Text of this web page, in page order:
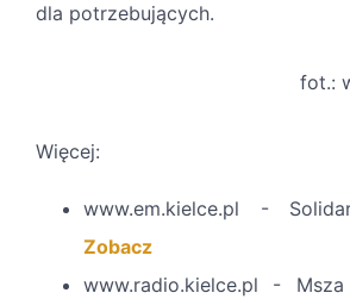
dla potrzebujących.
fot.:
Więcej:
www.em.kielce.pl -
Zobacz
www.radio.kielce.pl -